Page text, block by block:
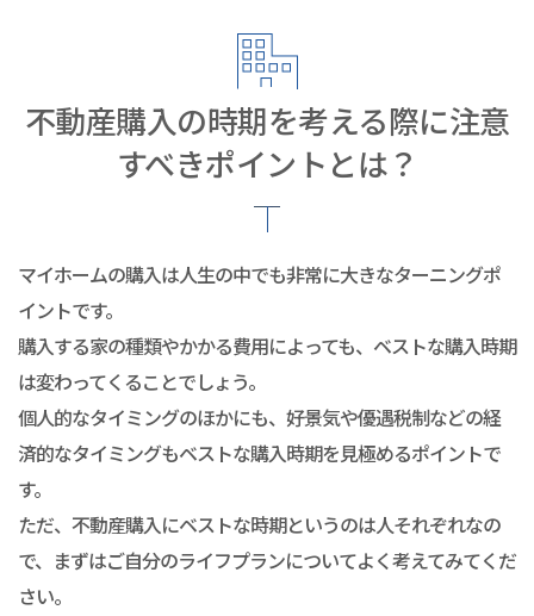
不動産購入の時期を考える際に注意
すべきポイントとは？
マイホームの購入は人生の中でも非常に大きなターニングポ
イントです。
購入する家の種類やかかる費用によっても、ベストな購入時期
は変わってくることでしょう。
個人的なタイミングのほかにも、好景気や優遇税制などの経
済的なタイミングもベストな購入時期を見極めるポイントで
す。
ただ、不動産購入にベストな時期というのは人それぞれなの
で、まずはご自分のライフプランについてよく考えてみてくだ
さい。